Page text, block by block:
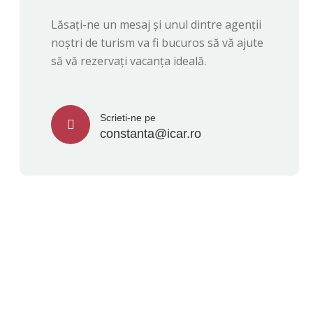
Lăsați-ne un mesaj și unul dintre agenții
noștri de turism va fi bucuros să vă ajute
să vă rezervați vacanța ideală.
Scrieti-ne pe
constanta@icar.ro